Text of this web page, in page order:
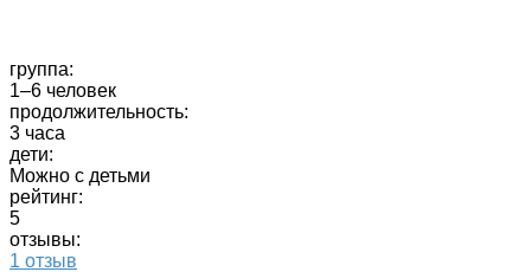
группа:
1–6 человек
продолжительность:
3 часа
дети:
Можно с детьми
рейтинг:
5
отзывы:
1 отзыв